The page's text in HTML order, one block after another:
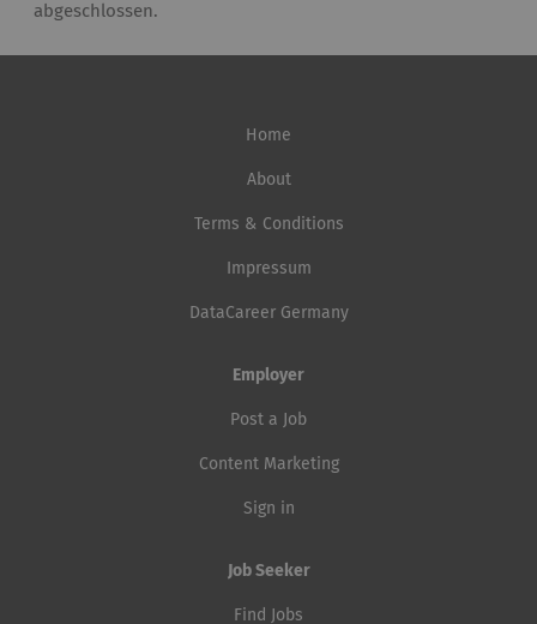
abgeschlossen.
Home
About
Terms & Conditions
Impressum
DataCareer Germany
Employer
Post a Job
Content Marketing
Sign in
Job Seeker
Find Jobs